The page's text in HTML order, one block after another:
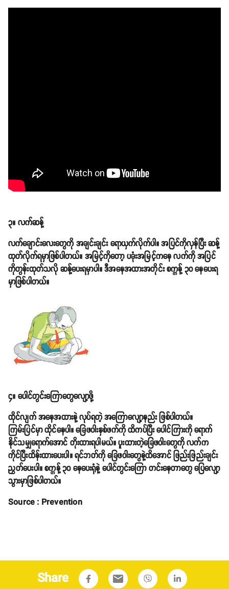
၃။ လက်ဆန့်
လက်ချောင်းလေးတွေကို အချင်းချင်း ရောယှက်လိုက်ပါ။ အပြင်ကိုလှန်ပြီး ဆန့်
ထုတ်လိုက်ရမှာဖြစ်ပါတယ်။ အမြင့်ကိုတော့ ပခုံးအမြင့်ကနေ လက်ကို အပြင်
ကိုတွန်းထုတ်သလို ဆန့်ပေးရမှာပါ။ ဒီအနေအထားအတိုင်း စက္ကန့် ၃၀ နေပေးရ
မှာဖြစ်ပါတယ်။
၄။ ပေါင်တွင်းကြောတွေလျော့ဖို့
ထိုင်လျက် အနေအထားနဲ့ လုပ်ရတဲ့ အကြောလျော့နည်း ဖြစ်ပါတယ်။
ကြမ်းပြင်မှာ ထိုင်နေပါ။ ခြေဖဝါးနှစ်ဖက်ကို ထိကပ်ပြီး ပေါင်ကြားကို ရောက်
နိုင်သမျှရောက်အောင် တိုးထားရပါမယ်။ ပူးထားတဲ့ခြေဖဝါးတွေကို လက်က
ကိုင်ပြီးထိန်းထားပေးပါ။ ရင်ဘတ်ကို ခြေဖဝါးတွေနဲ့ထိအောင် ဖြည်းဖြည်းချင်း
ညွှတ်ပေးပါ။ စက္ကန့် ၃၀ နေပေးရုံနဲ့ ပေါင်တွင်းကြော တင်းနေတာတွေ ပြေလျော့
သွားမှာဖြစ်ပါတယ်။
Source : Prevention
Share email